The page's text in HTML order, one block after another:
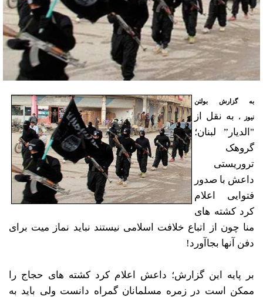
به گزارش بولتن
نیوز ،
به نقل از
"الدیار” لبنان؛
گروهک
تروریستی
داعش با صدور
فتوایی اعلام
کرد کشته های
منا چون از اتباع خلافت اسلامی نیستند نباید نماز میت برای
دفن آنها بجاآورد!
بر پایه این گزارش؛ داعش اعلام کرد کشته های حجاج را
ممکن است در زمره مسلمانان گمراه دانست ولی باید به